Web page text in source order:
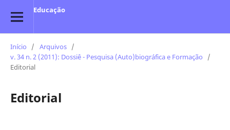
Educação
Início / Arquivos /
v. 34 n. 2 (2011): Dossiê - Pesquisa (Auto)biográfica e Formação
/
Editorial
Editorial